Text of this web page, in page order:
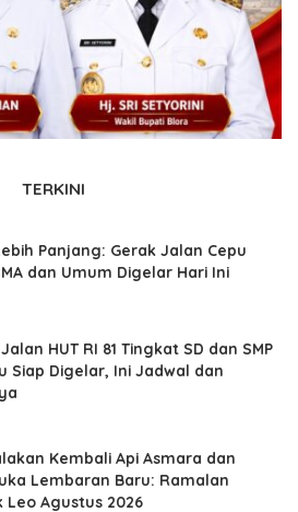
TERKINI
Panjang: Gerak Jalan Cepu
dan Umum Digelar Hari Ini
HUT RI 81 Tingkat SD dan SMP
Siap Digelar, Ini Jadwal dan
Kembali Api Asmara dan
Lembaran Baru: Ramalan
Leo Agustus 2026